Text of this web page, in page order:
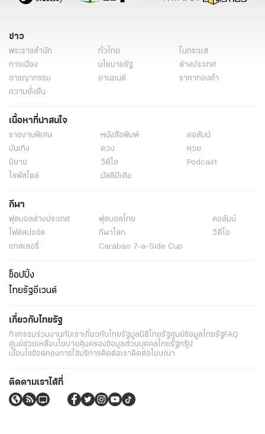
ข่าว
พระราชสำนัก ทั่วไทย
ในกระแส
การเมือง
นโยบายรัฐ
ต่างประเทศ
อาชญากรรม
ยานยนต์
ราคาทองคำ
ความยั่งยืน
เนื้อหาที่น่าสนใจ
รายงานพิเศษ หนังสือพิมพ์
คอลัมน์
บันเทิง
ดวง
หวย
นิยาย
วิดีโอ
Podcast
ไลฟ์สไตล์
มัลติมีเดีย
กีฬา
ฟุตบอลต่่างประเทศ ฟุตบอลไทย
คอลัมน์
ไฟต์สปอร์ต
กีฬาโลก
วิดีโอ
แกลเลอรี่
Carabao 7-a-Side Cup
ช็อปปิ้ง
ไทยรัฐอีเวนต์
เกี่ยวกับไทยรัฐ
กิจกรรมร่วมงานกับเราเกี่ยวกับไทยรัฐมูลนิธิไทยรัฐศูนย์ข้อมูลไทยรัฐFAQ
ศูนย์ช่วยเหลือนโยบายคุ้มครองข้อมูลส่วนบุคคลไทยรัฐกรุ๊ป
เงื่อนไขข้อตกลงการใช้บริการติดต่อเราติดต่อโฆษณา
ติดตามเราได้ที่